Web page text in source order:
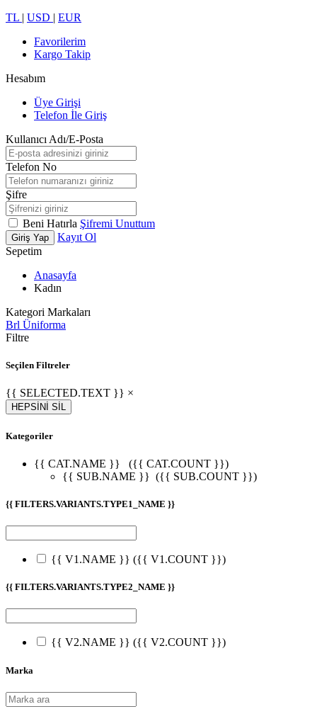
TL | USD | EUR
Favorilerim
Kargo Takip
Hesabım
Üye Girişi
Telefon İle Giriş
Kullanıcı Adı/E-Posta
Telefon No
Şifre
Beni Hatırla Şifremi Unuttum
Giriş Yap
Kayıt Ol
Sepetim
Anasayfa
Kadın
Kategori Markaları
Brl Üniforma
Filtre
Seçilen Filtreler
{{ SELECTED.TEXT }} ×
HEPSİNİ SİL
Kategoriler
{{ CAT.NAME }}
({{ CAT.COUNT }})
{{ SUB.NAME }} ({{ SUB.COUNT }})
{{ FILTERS.VARIANTS.TYPE1_NAME }}
{{ V1.NAME }} ({{ V1.COUNT }})
{{ FILTERS.VARIANTS.TYPE2_NAME }}
{{ V2.NAME }} ({{ V2.COUNT }})
Marka